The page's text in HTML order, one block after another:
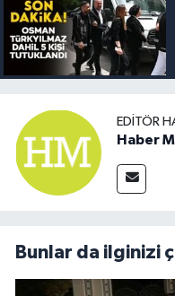
EDITÖR
Haber
Bunlar da ilginizi